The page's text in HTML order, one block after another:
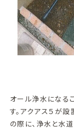
オール浄水になる
す。アクアス５が
の際に、浄水と水